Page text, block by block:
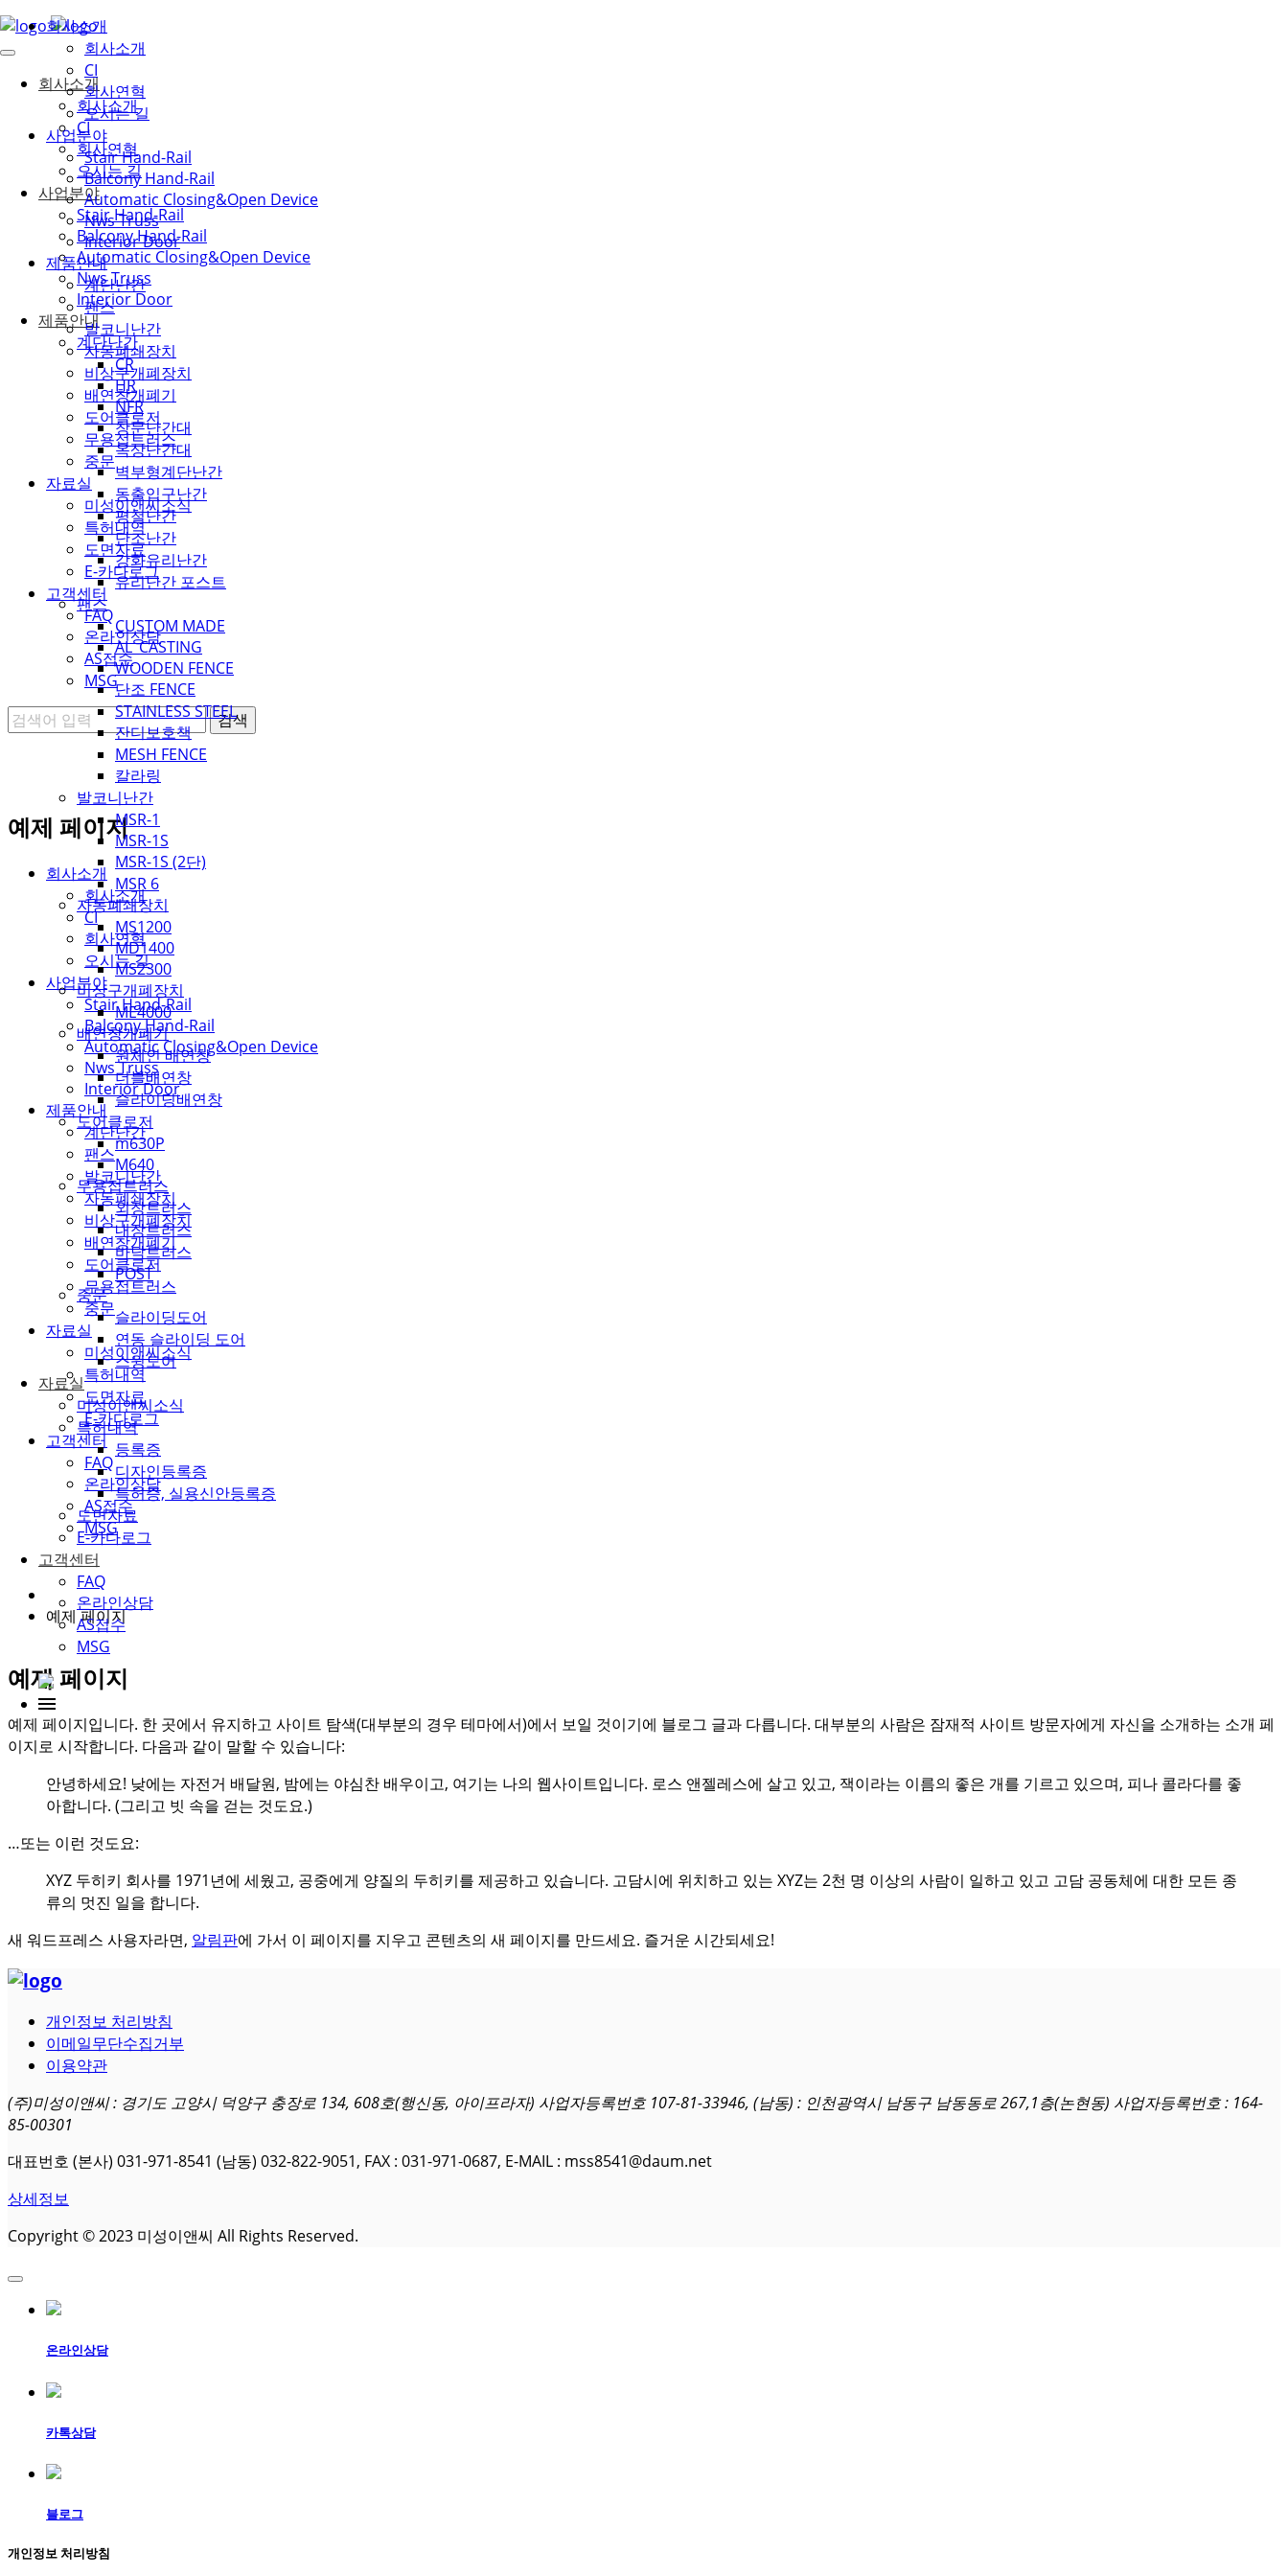
회사소개
회사소개
CI
회사연혁
오시는 길
사업분야
Stair Hand-Rail
Balcony Hand-Rail
Automatic Closing&Open Device
Nws Truss
Interior Door
제품안내
계단난간
CR
HR
NFR
창문난간대
옥상난간대
벽부형계단난간
동출입구난간
평철난간
단조난간
강화유리난간
유리난간 포스트
팬스
CUSTOM MADE
AL_CASTING
WOODEN FENCE
단조 FENCE
STAINLESS STEEL
잔디보호책
MESH FENCE
칼라링
발코니난간
MSR-1
MSR-1S
MSR-1S (2단)
MSR 6
자동폐쇄장치
MS1200
MD1400
MS2300
비상구개폐장치
ME4000
배연창개폐기
원체인 배연창
더블배연창
슬라이딩배연창
도어클로저
m630P
M640
무용접트러스
외장트러스
내장트러스
바닥트러스
POST
중문
슬라이딩도어
연동 슬라이딩 도어
스윙도어
자료실
미성이앤씨소식
특허내역
등록증
디자인등록증
특허증, 실용신안등록증
도면자료
E-카다로그
고객센터
FAQ
온라인상담
AS접수
MSG
회사소개
회사소개
CI
회사연혁
오시는 길
사업분야
Stair Hand-Rail
Balcony Hand-Rail
Automatic Closing&Open Device
Nws Truss
Interior Door
제품안내
계단난간
팬스
발코니난간
자동폐쇄장치
비상구개폐장치
배연창개폐기
도어클로저
무용접트러스
중문
자료실
미성이앤씨소식
특허내역
도면자료
E-카다로그
고객센터
FAQ
온라인상담
AS접수
MSG
예제 페이지
회사소개
회사소개
CI
회사연혁
오시는 길
사업분야
Stair Hand-Rail
Balcony Hand-Rail
Automatic Closing&Open Device
Nws Truss
Interior Door
제품안내
계단난간
팬스
발코니난간
자동폐쇄장치
비상구개폐장치
배연창개폐기
도어클로저
무용접트러스
중문
자료실
미성이앤씨소식
특허내역
도면자료
E-카다로그
고객센터
FAQ
온라인상담
AS접수
MSG
예제 페이지
예제 페이지
예제 페이지입니다. 한 곳에서 유지하고 사이트 탐색(대부분의 경우 테마에서)에서 보일 것이기에 블로그 글과 다릅니다. 대부분의 사람은 잠재적 사이트 방문자에게 자신을 소개하는 소개 페
이지로 시작합니다. 다음과 같이 말할 수 있습니다:
안녕하세요! 낮에는 자전거 배달원, 밤에는 야심찬 배우이고, 여기는 나의 웹사이트입니다. 로스 앤젤레스에 살고 있고, 잭이라는 이름의 좋은 개를 기르고 있으며, 피나 콜라다를 좋
아합니다. (그리고 빗 속을 걷는 것도요.)
…또는 이런 것도요:
XYZ 두히키 회사를 1971년에 세웠고, 공중에게 양질의 두히키를 제공하고 있습니다. 고담시에 위치하고 있는 XYZ는 2천 명 이상의 사람이 일하고 있고 고담 공동체에 대한 모든 종
류의 멋진 일을 합니다.
새 워드프레스 사용자라면, 알림판에 가서 이 페이지를 지우고 콘텐츠의 새 페이지를 만드세요. 즐거운 시간되세요!
개인정보 처리방침
이메일무단수집거부
이용약관
(주)미성이앤씨 : 경기도 고양시 덕양구 충장로 134, 608호(행신동, 아이프라자) 사업자등록번호 107-81-33946, (남동) : 인천광역시 남동구 남동동로 267,1층(논현동) 사업자등록번호 : 164-
85-00301
대표번호 (본사) 031-971-8541 (남동) 032-822-9051, FAX : 031-971-0687, E-MAIL : mss8541@daum.net
상세정보
Copyright © 2023 미성이앤씨 All Rights Reserved.
온라인상담
카톡상담
블로그
개인정보 처리방침